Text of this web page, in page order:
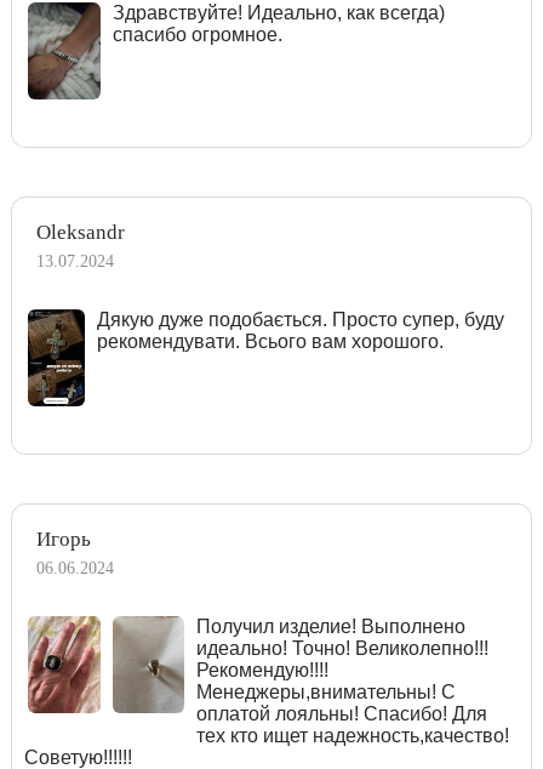
Здравствуйте! Идеально, как всегда)
спасибо огромное.
Oleksandr
13.07.2024
Дякую дуже подобається. Просто супер, буду
рекомендувати. Всього вам хорошого.
Игорь
06.06.2024
Получил изделие! Выполнено
идеально! Точно! Великолепно!!!
Рекомендую!!!!
Менеджеры,внимательны! С
оплатой лояльны! Спасибо! Для
тех кто ищет надежность,качество!
Советую!!!!!!